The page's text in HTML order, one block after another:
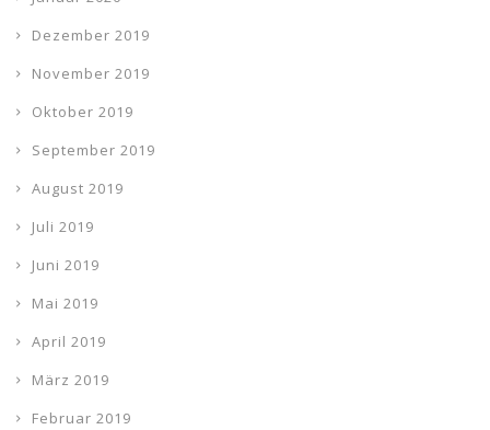
Dezember 2019
November 2019
Oktober 2019
September 2019
August 2019
Juli 2019
Juni 2019
Mai 2019
April 2019
März 2019
Februar 2019